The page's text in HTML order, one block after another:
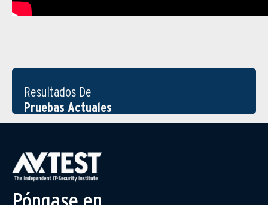
Resultados De
Pruebas Actuales